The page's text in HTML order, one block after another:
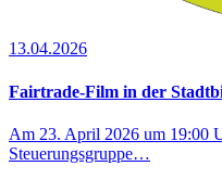
13.04.2026
Fairtrade-Film in der
Am 23. April 2026 um 19:00
Steuerungsgruppe…